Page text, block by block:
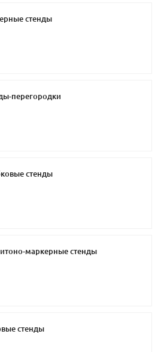
стенды
перегородки
стенды
маркерные стенды
стенды